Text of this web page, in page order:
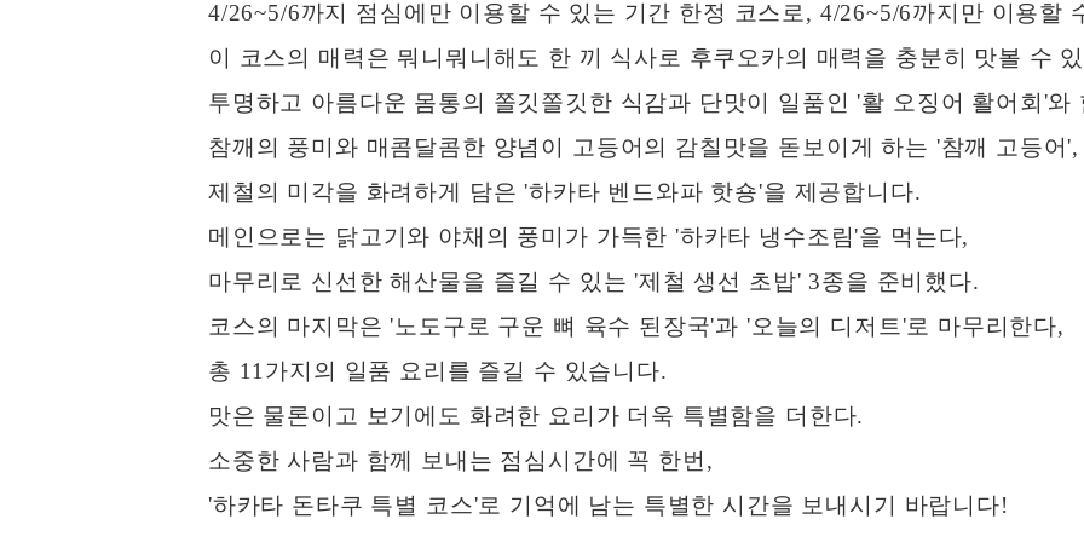
4/26~5/6까지 점심에만 이용할 수 있는 기간 한정 코스로, 4/26~5/6까지만 이용할
이 코스의 매력은 뭐니뭐니해도 한 끼 식사로 후쿠오카의 매력을 충분히 맛볼 수
투명하고 아름다운 몸통의 쫄깃쫄깃한 식감과 단맛이 일품인 '활 오징어 활어회'와
참깨의 풍미와 매콤달콤한 양념이 고등어의 감칠맛을 돋보이게 하는 '참깨 고등어',
제철의 미각을 화려하게 담은 '하카타 벤드와파 핫숑'을 제공합니다.
메인으로는 닭고기와 야채의 풍미가 가득한 '하카타 냉수조림'을 먹는다,
마무리로 신선한 해산물을 즐길 수 있는 '제철 생선 초밥' 3종을 준비했다.
코스의 마지막은 '노도구로 구운 뼈 육수 된장국'과 '오늘의 디저트'로 마무리한다,
총 11가지의 일품 요리를 즐길 수 있습니다.
맛은 물론이고 보기에도 화려한 요리가 더욱 특별함을 더한다.
소중한 사람과 함께 보내는 점심시간에 꼭 한번,
'하카타 돈타쿠 특별 코스'로 기억에 남는 특별한 시간을 보내시기 바랍니다!